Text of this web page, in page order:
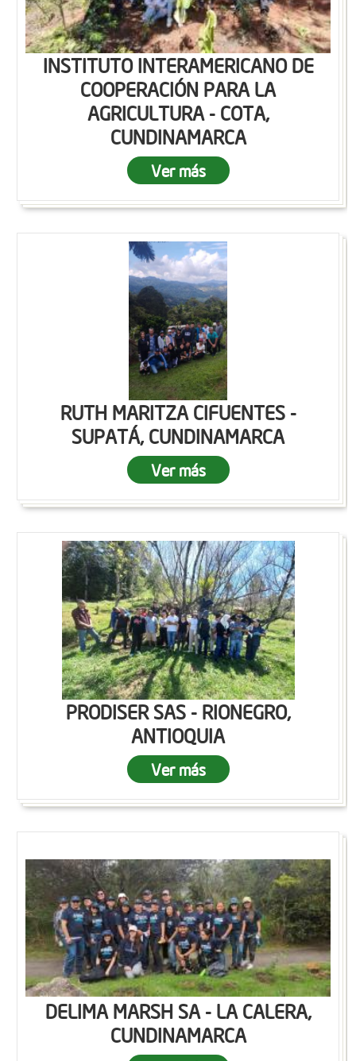
INSTITUTO INTERAMERICANO DE
COOPERACIÓN PARA LA
AGRICULTURA - COTA,
CUNDINAMARCA
Ver más
RUTH MARITZA CIFUENTES -
SUPATÁ, CUNDINAMARCA
Ver más
PRODISER SAS - RIONEGRO,
ANTIOQUIA
Ver más
DELIMA MARSH SA - LA CALERA,
CUNDINAMARCA